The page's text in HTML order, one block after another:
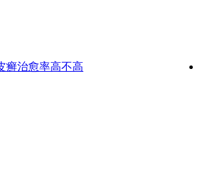
癣治愈率高不高